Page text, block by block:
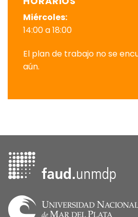
Miércoles:
14:00 a 18:00
El plan de trabajo no se
aún.